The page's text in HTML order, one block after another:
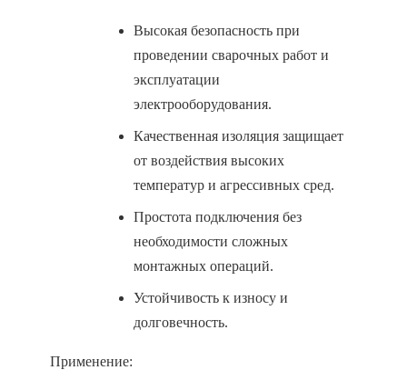
Высокая безопасность при
проведении сварочных работ и
эксплуатации
электрооборудования.
Качественная изоляция защищает
от воздействия высоких
температур и агрессивных сред.
Простота подключения без
необходимости сложных
монтажных операций.
Устойчивость к износу и
долговечность.
Применение: